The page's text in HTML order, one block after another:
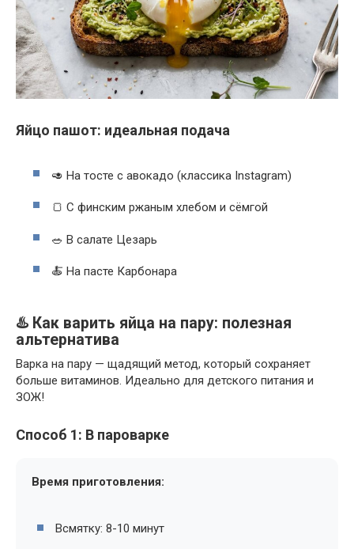
Яйцо пашот: идеальная подача
🥑 На тосте с авокадо (классика Instagram)
🍞 С финским ржаным хлебом и сёмгой
🥗 В салате Цезарь
🍝 На пасте Карбонара
♨️ Как варить яйца на пару: полезная
альтернатива
Варка на пару — щадящий метод, который сохраняет
больше витаминов. Идеально для детского питания и
ЗОЖ!
Способ 1: В пароварке
Время приготовления:
Всмятку: 8-10 минут